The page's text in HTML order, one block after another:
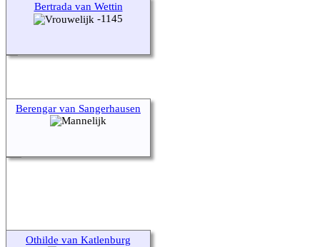
Bertrada van Wettin
-1145
Berengar van Sangerhausen
Othilde van Katlenburg